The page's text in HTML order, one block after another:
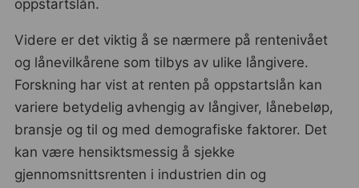
oppstartslån.
Videre er det viktig å se nærmere på rentenivået
og lånevilkårene som tilbys av ulike långivere.
Forskning har vist at renten på oppstartslån kan
variere betydelig avhengig av långiver, lånebeløp,
bransje og til og med demografiske faktorer. Det
kan være hensiktsmessig å sjekke
gjennomsnittsrenten i industrien din og